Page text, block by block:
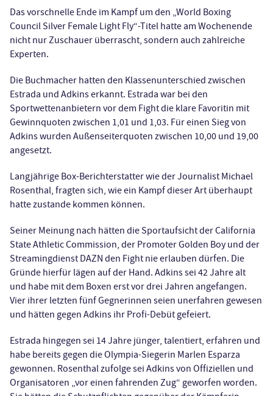
Das vorschnelle Ende im Kampf um den „World Boxing
Council Silver Female Light Fly“-Titel hatte am Wochenende
nicht nur Zuschauer überrascht, sondern auch zahlreiche
Experten.
Die Buchmacher hatten den Klassenunterschied zwischen
Estrada und Adkins erkannt. Estrada war bei den
Sportwettenanbietern vor dem Fight die klare Favoritin mit
Gewinnquoten zwischen 1,01 und 1,03. Für einen Sieg von
Adkins wurden Außenseiterquoten zwischen 10,00 und 19,00
angesetzt.
Langjährige Box-Berichterstatter wie der Journalist Michael
Rosenthal, fragten sich, wie ein Kampf dieser Art überhaupt
hatte zustande kommen können.
Seiner Meinung nach hätten die Sportaufsicht der California
State Athletic Commission, der Promoter Golden Boy und der
Streamingdienst DAZN den Fight nie erlauben dürfen. Die
Gründe hierfür lägen auf der Hand. Adkins sei 42 Jahre alt
und habe mit dem Boxen erst vor drei Jahren angefangen.
Vier ihrer letzten fünf Gegnerinnen seien unerfahren gewesen
und hätten gegen Adkins ihr Profi-Debüt gefeiert.
Estrada hingegen sei 14 Jahre jünger, talentiert, erfahren und
habe bereits gegen die Olympia-Siegerin Marlen Esparza
gewonnen. Rosenthal zufolge sei Adkins von Offiziellen und
Organisatoren „vor einen fahrenden Zug“ geworfen worden.